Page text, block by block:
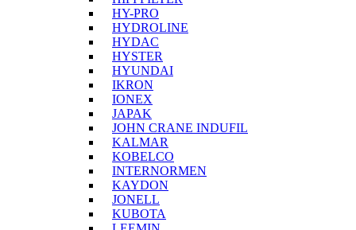
HY-PRO
HYDROLINE
HYDAC
HYSTER
HYUNDAI
IKRON
IONEX
JAPAK
JOHN CRANE INDUFIL
KALMAR
KOBELCO
INTERNORMEN
KAYDON
JONELL
KUBOTA